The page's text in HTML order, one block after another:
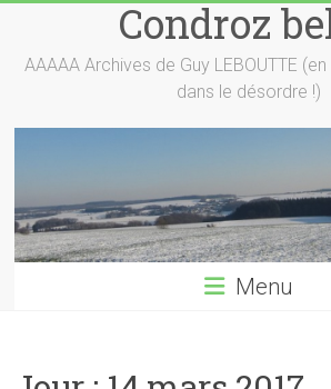
content
Condroz
AAAAA Archives de Guy LEBOUTTE
dans le désordre !)
Menu